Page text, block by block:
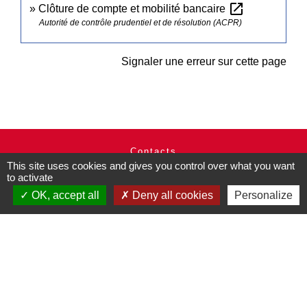
Clôture de compte et mobilité bancaire open_in_new
Autorité de contrôle prudentiel et de résolution (ACPR)
Signaler une erreur sur cette page
Contacts
Commune de Pullay
2 rue des Rossignols
27130 Pullay - FRANCE
This site uses cookies and gives you control over what you want
to activate
OK, accept all
Deny all cookies Personalize